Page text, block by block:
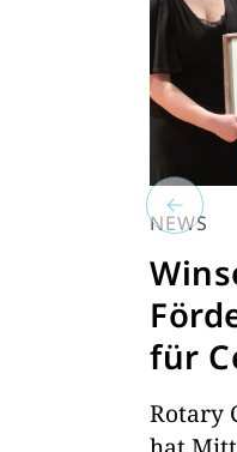
NEWS
für
Rotary